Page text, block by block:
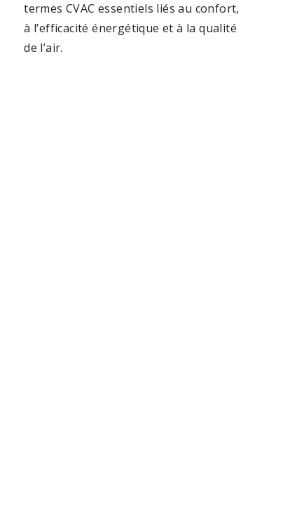
termes CVAC essentiels liés au confort,
à l’efficacité énergétique et à la qualité
de l’air.